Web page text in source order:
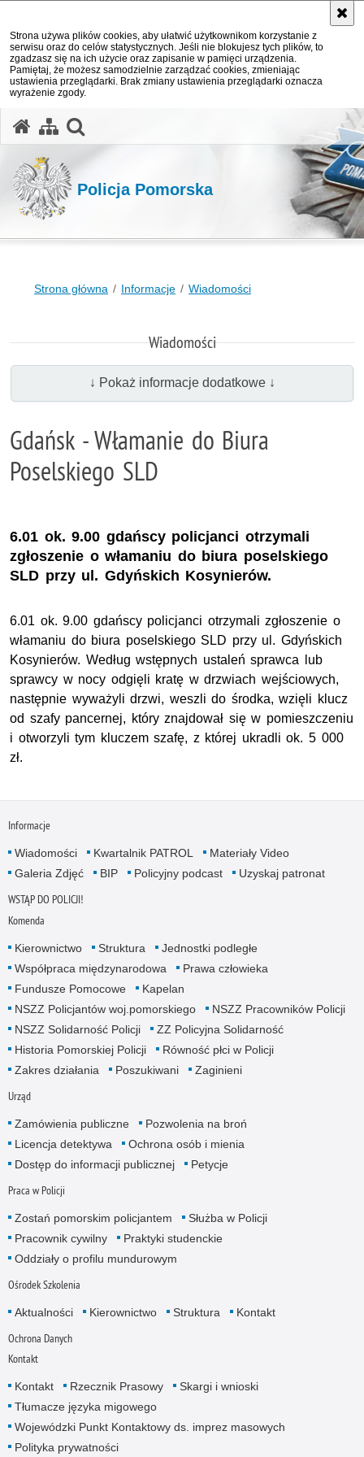
Strona używa plików cookies, aby ułatwić użytkownikom korzystanie z
serwisu oraz do celów statystycznych. Jeśli nie blokujesz tych plików, to
zgadzasz się na ich użycie oraz zapisanie w pamięci urządzenia.
Pamiętaj, że możesz samodzielnie zarządzać cookies, zmieniając
ustawienia przeglądarki. Brak zmiany ustawienia przeglądarki oznacza
wyrażenie zgody.
Policja Pomorska
Strona główna Informacje Wiadomości
Wiadomości
↓ Pokaż informacje dodatkowe ↓
Gdańsk - Włamanie do Biura
Poselskiego SLD
6.01 ok. 9.00 gdańscy policjanci otrzymali
zgłoszenie o włamaniu do biura poselskiego
SLD przy ul. Gdyńskich Kosynierów.
6.01 ok. 9.00 gdańscy policjanci otrzymali zgłoszenie o
włamaniu do biura poselskiego SLD przy ul. Gdyńskich
Kosynierów. Według wstępnych ustaleń sprawca lub
sprawcy w nocy odgięli kratę w drzwiach wejściowych,
następnie wyważyli drzwi, weszli do środka, wzięli klucz
od szafy pancernej, który znajdował się w pomieszczeniu
i otworzyli tym kluczem szafę, z której ukradli ok. 5 000
zł.
Informacje
Wiadomości Kwartalnik PATROL
Materiały Video
Galeria Zdjęć
BIP Policyjny podcast Uzyskaj patronat
WSTĄP DO POLICJI!
Komenda
Kierownictwo Struktura
Jednostki podległe
Współpraca międzynarodowa
Prawa człowieka
Fundusze Pomocowe
Kapelan
NSZZ Policjantów woj.pomorskiego
NSZZ Pracowników Policji
NSZZ Solidarność Policji
ZZ Policyjna Solidarność
Historia Pomorskiej Policji
Równość płci w Policji
Zakres działania
Poszukiwani Zaginieni
Urząd
Zamówienia publiczne
Pozwolenia na broń
Licencja detektywa
Ochrona osób i mienia
Dostęp do informacji publicznej
Petycje
Praca w Policji
Zostań pomorskim policjantem
Służba w Policji
Pracownik cywilny
Praktyki studenckie
Oddziały o profilu mundurowym
Ośrodek Szkolenia
Aktualności Kierownictwo Struktura Kontakt
Ochrona Danych
Kontakt
Kontakt Rzecznik Prasowy
Skargi i wnioski
Tłumacze języka migowego
Wojewódzki Punkt Kontaktowy ds. imprez masowych
Polityka prywatności